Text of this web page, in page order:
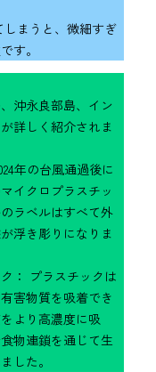
まうと、微細すぎ
す。
沖永良部島、イン
詳しく紹介されま
年の台風通過後に
イクロプラスチッ
ラベルはすべて外
浮き彫りになりま
： プラスチックは
害物質を吸着でき
より高濃度に吸
物連鎖を通じて生
した。